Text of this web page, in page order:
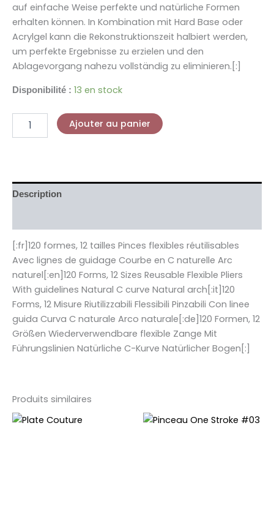
auf einfache Weise perfekte und natürliche Formen
erhalten können. In Kombination mit Hard Base oder
Acrylgel kann die Rekonstruktionszeit halbiert werden,
um perfekte Ergebnisse zu erzielen und den
Ablagevorgang nahezu vollständig zu eliminieren.[:]
Disponibilité : 13 en stock
Ajouter au panier
Description
[:fr]120 formes, 12 tailles Pinces flexibles réutilisables
Avec lignes de guidage Courbe en C naturelle Arc
naturel[:en]120 Forms, 12 Sizes Reusable Flexible Pliers
With guidelines Natural C curve Natural arch[:it]120
Forms, 12 Misure Riutilizzabili Flessibili Pinzabili Con linee
guida Curva C naturale Arco naturale[:de]120 Formen, 12
Größen Wiederverwendbare flexible Zange Mit
Führungslinien Natürliche C-Kurve Natürlicher Bogen[:]
Produits similaires